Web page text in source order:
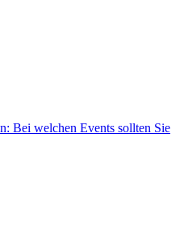
Bei welchen Events sollten Sie